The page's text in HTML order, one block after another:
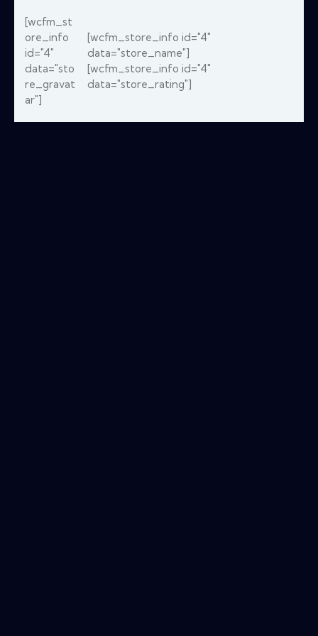
[wcfm_st
ore_info
id="4"
data="sto
re_gravat
ar"]
[wcfm_store_info id="4"
data="store_name"]
[wcfm_store_info id="4"
data="store_rating"]